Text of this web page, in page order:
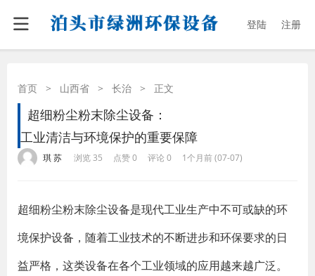
登陆 注册
首页 > 山西省 > 长治 > 正文
超细粉尘粉末除尘设备：
工业清洁与环境保护的重要保障
琪 苏 浏览 35 点赞 0 评论 0 1个月前 (07-07)
超细粉尘粉末除尘设备是现代工业生产中不可或缺的环
境保护设备，随着工业技术的不断进步和环保要求的日
益严格，这类设备在各个工业领域的应用越来越广泛。